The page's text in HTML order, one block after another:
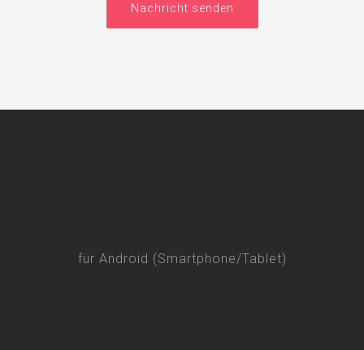
Nachricht senden
für Android (Smartphone/Tablet)